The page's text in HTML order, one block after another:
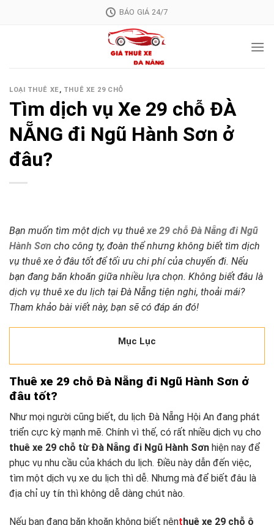
BÁO GIÁ 24/7
LOẠI THUÊ XE, THUÊ XE 29 CHỖ
Tìm dịch vụ Xe 29 chỗ ĐÀ
NẴNG đi Ngũ Hành Sơn ở
đâu?
Bạn muốn tìm một dịch vụ thuê xe 29 chỗ Đà Nẵng đi Ngũ
Hành Sơn cho công ty, đoàn thể nhưng không biết tìm dịch
vụ thuê xe ở đâu tốt để tối ưu chi phí của chuyến đi. Nếu
bạn đang băn khoăn giữa nhiều lựa chọn. Không biết đâu là
dịch vụ thuê xe du lịch tại Đà Nẵng tiện nghi, thoải mái?
Tham khảo bài viết này, bạn sẽ có đáp án đó!
Mục Lục
Thuê xe 29 chỗ Đà Nẵng đi Ngũ Hành Sơn ở
đâu tốt?
Như mọi người cũng biết, du lịch Đà Nẵng Hội An đang phát
triển cực kỳ mạnh mẽ. Chính vì thế, có rất nhiều dịch vụ cho
thuê xe 29 chỗ từ Đà Nẵng đi Ngũ Hành Sơn hiện nay để
phục vụ nhu cầu của khách du lịch. Điều này dẫn đến việc,
tìm một dịch vụ xe du lịch thì dễ. Nhưng mà để biết đâu là
địa chỉ uy tín thì không dễ dàng chút nào.
Nếu bạn đang băn khoăn không biết nênthuê xe 29 chỗ ô